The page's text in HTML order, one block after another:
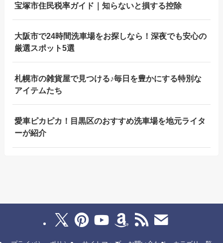
宝塚市住民税率ガイド｜知らないと損する控除
大阪市で24時間洗車場をお探しなら！深夜でも安心の
厳選スポット5選
札幌市の雑貨屋で見つける♪毎日を豊かにする特別な
アイテムたち
愛車ピカピカ！目黒区のおすすめ洗車場を地元ライタ
ーが紹介